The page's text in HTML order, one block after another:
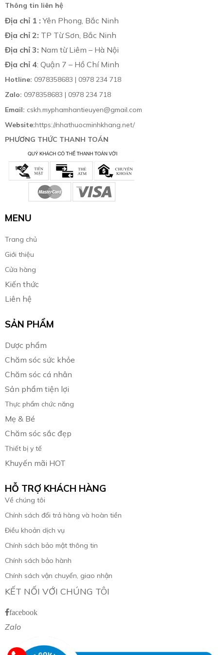
Thông tin liên hệ
Địa chỉ 1 :Yên Phong, Bắc Ninh
Địa chỉ 2: TP Từ Sơn, Bắc Ninh
Địa chỉ 3: Nam từ Liêm – Hà Nội
Địa chỉ 4: Quận 7 – Hồ Chí Minh
Hotline: 0978358683 | 0978 234 718
Zalo: 0978358683 | 0978 234 718
Email: cskh.myphamhantieuyen@gmail.com
Website:https://nhathuocminhkhang.net/
PHƯƠNG THỨC THANH TOÁN
MENU
Trang chủ
Giới thiệu
Cửa hàng
Kiến thức
Liên hệ
SẢN PHẨM
Dược phẩm
Chăm sóc sức khỏe
Chăm sóc cá nhân
Sản phẩm tiện lợi
Thực phẩm chức năng
Mẹ & Bé
Chăm sóc sắc đẹp
Thiết bị y tế
Khuyến mãi HOT
HỖ TRỢ KHÁCH HÀNG
Về chúng tôi
Chính sách đổi trả hàng và hoàn tiền
Điều khoản dịch vụ
Chính sách bảo mật thông tin
Chính sách bảo hành
Chính sách vận chuyển, giao nhận
KẾT NỐI VỚI CHÚNG TÔI
facebook
Zalo